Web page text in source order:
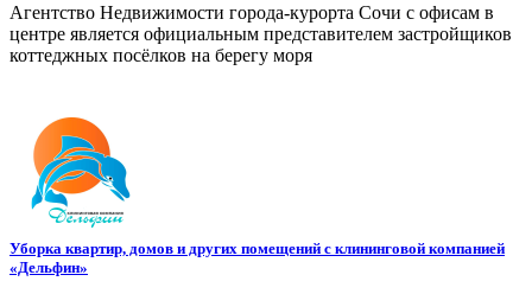
Агентство Недвижимости города-курорта Сочи с офисам в
центре является официальным представителем застройщиков
коттеджных посёлков на берегу моря
Уборка квартир, домов и других помещений с клининговой компанией
«Дельфин»